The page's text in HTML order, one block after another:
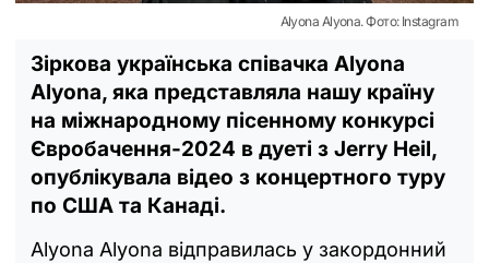
Alyona Alyona. Фото: Instagram
Зіркова українська співачка Alyona
Alyona, яка представляла нашу країну
на міжнародному пісенному конкурсі
Євробачення-2024 в дуеті з Jerry Heil,
опублікувала відео з концертного туру
по США та Канаді.
Alyona Alyona відправилась у закордонний